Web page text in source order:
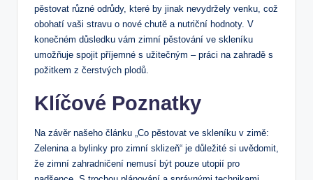
pěstovat různé odrůdy, které by jinak nevydržely venku, což
obohatí vaši stravu o nové chutě a nutriční hodnoty. V
konečném důsledku vám zimní pěstování ve skleníku
umožňuje spojit příjemné s užitečným – práci na zahradě s
požitkem z čerstvých plodů.
Klíčové Poznatky
Na závěr našeho článku „Co pěstovat ve skleníku v zimě:
Zelenina a bylinky pro zimní sklizeň“ je důležité si uvědomit,
že zimní zahradničení nemusí být pouze utopií pro